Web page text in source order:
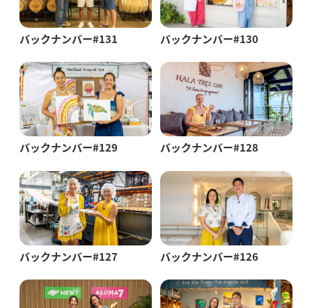
バックナンバー#131 バックナンバー#130
バックナンバー#129 バックナンバー#128
バックナンバー#127 バックナンバー#126